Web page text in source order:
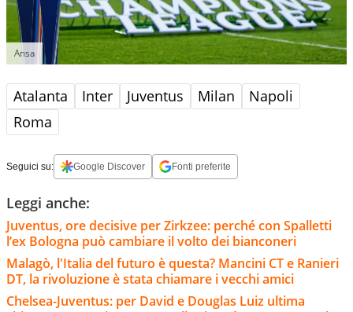
Ansa
Atalanta Inter Juventus Milan
Napoli
Roma
Seguici su: Google Discover Fonti preferite
Leggi anche:
Juventus, ore decisive per Zirkzee: perché con Spalletti
l’ex Bologna può cambiare il volto dei bianconeri
Malagò, l'Italia del futuro è questa? Mancini CT e Ranieri
DT, la rivoluzione è stata chiamare i vecchi amici
Chelsea-Juventus: per David e Douglas Luiz ultima